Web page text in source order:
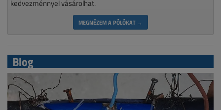
kedvezménnyel vásárolhat.
MEGNÉZEM A PÓLÓKAT →
Blog